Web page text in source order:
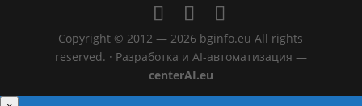
Copyright © 2012 — 2026 bginfo.eu All rights
reserved. · Разработка и AI-автоматизация —
centerAI.eu